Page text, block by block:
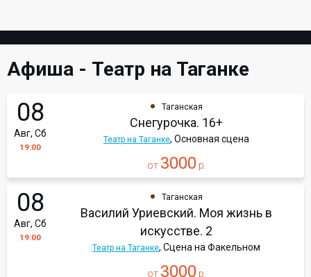
Афиша - Театр на Таганке
08
Авг, Сб
19:00
Таганская
Снегурочка. 16+
Театр на Таганке, Основная сцена
от 3000 р.
08
Авг, Сб
19:00
Таганская
Василий Уриевский. Моя жизнь в
искусстве. 2
Театр на Таганке, Сцена на Факельном
от 3000 р.